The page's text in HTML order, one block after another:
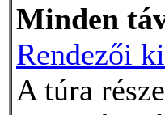
Minden
Rendezői
A túra